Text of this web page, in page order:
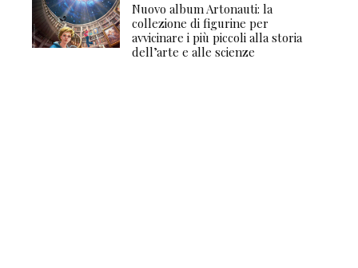
Nuovo album Artonauti: la
collezione di figurine per
avvicinare i più piccoli alla storia
dell’arte e alle scienze